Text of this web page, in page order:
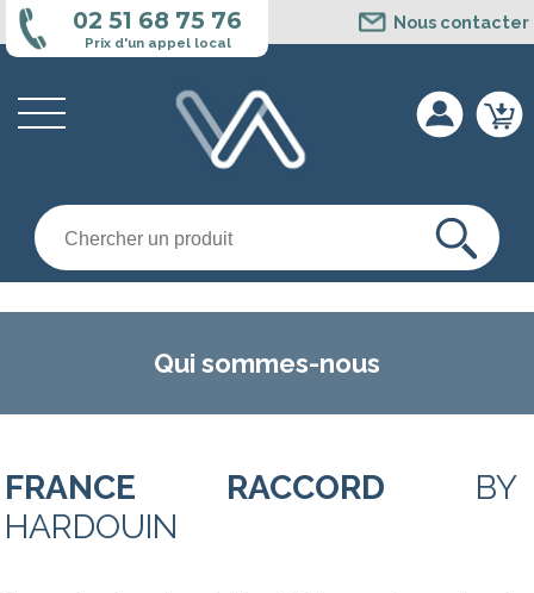
Nous contacter
02 51 68 75 76
Prix d'un appel local
Qui sommes-nous
FRANCE RACCORD BY
HARDOUIN
Panneau de gestion des cookies